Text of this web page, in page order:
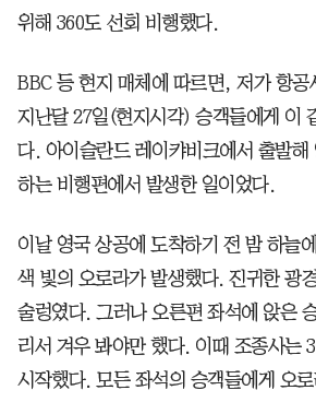
위해 360도 선회 비행했다.
BBC 등 현지 매체에 따르면, 저가 항공
지난달 27일(현지시각) 승객들에게 이
다. 아이슬란드 레이캬비크에서 출발해
하는 비행편에서 발생한 일이었다.
이날 영국 상공에 도착하기 전 밤 하늘
색 빛의 오로라가 발생했다. 진귀한 광
술렁였다. 그러나 오른편 좌석에 앉은
리서 겨우 봐야만 했다. 이때 조종사는
시작했다. 모든 좌석의 승객들에게 오